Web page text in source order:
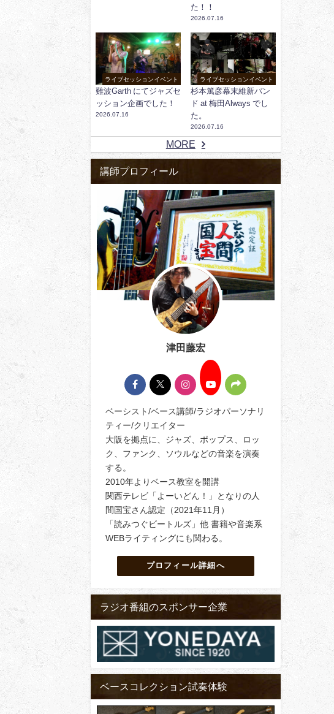
た！！
2026.07.16
ライブセッションイベント
難波Garth にてジャズセ
ッション企画でした！
2026.07.16
ライブセッションイベント
杉本篤彦幕末維新バン
ド at 梅田Always でし
た。
2026.07.16
MORE
講師プロフィール
津田藤宏
ベーシスト/ベース講師/ラジオパーソナリ
ティー/クリエイター
大阪を拠点に、ジャズ、ポップス、ロッ
ク、ファンク、ソウルなどの音楽を演奏
する。
2010年よりベース教室を開講
関西テレビ「よーいどん！」となりの人
間国宝さん認定（2021年11月）
「読みつぐビートルズ」他 書籍や音楽系
WEBライティングにも関わる。
プロフィール詳細へ
ラジオ番組のスポンサー企業
ベースコレクション試奏体験